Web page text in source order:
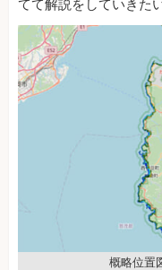
てて解説をしていきた
概略位置